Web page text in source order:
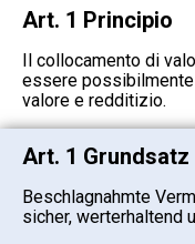
Art. 1 Principio
Il collocamento di
essere
valore e redditizio.
Art. 1 Grundsatz
Beschlagnahmte
sicher, werterhaltend